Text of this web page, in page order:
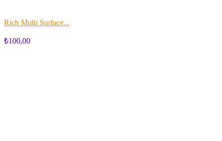
Rich Multi Surface...
₺100,00